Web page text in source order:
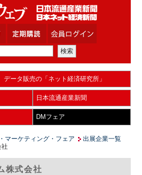
データ販売の「ネット経済研究所」
日本流通産業新聞
DMフェア
マーケティング・フェア
出展企業一覧
社
株式会社